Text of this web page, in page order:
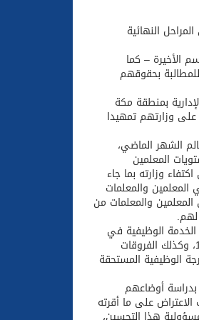
النهائية
الأخيرة – كما
بحقوقهم
بمنطقة مكة
وزارتهم تمهيدا
الشهر الماضي،
المعلمين
وزارته بما جاء
والمعلمات
قضائيا بإنهاء الخصومة بين المعلمين والمعلمات من
لهم.
الوظيفية في
وزارة التربية والتعليم وفق سلم الرواتب التعليمية المقررة والصادر بالأمر الملكي رقم 227/1 وتاريخ 16/7/ 1426، وكذلك الفروقات
الوظيفية المستحقة
أوضاعهم
الاعتراض على ما أقرته